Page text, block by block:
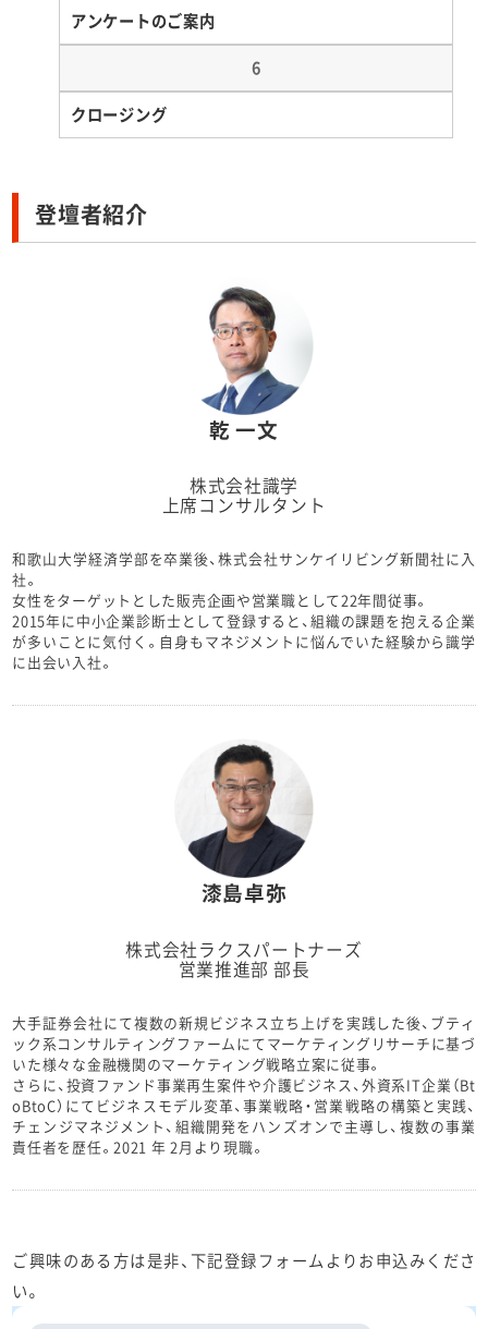
アンケートのご案内
6
クロージング
登壇者紹介
乾 一文
株式会社識学
上席コンサルタント
和歌山大学経済学部を卒業後、株式会社サンケイリビング新聞社に入
社。
女性をターゲットとした販売企画や営業職として22年間従事。
2015年に中小企業診断士として登録すると、組織の課題を抱える企業
が多いことに気付く。自身もマネジメントに悩んでいた経験から識学
に出会い入社。
漆島卓弥
株式会社ラクスパートナーズ
営業推進部 部長
大手証券会社にて複数の新規ビジネス立ち上げを実践した後、ブティ
ック系コンサルティングファームにてマーケティングリサーチに基づ
いた様々な金融機関のマーケティング戦略立案に従事。
さらに、投資ファンド事業再生案件や介護ビジネス、外資系IT企業（Bt
oBtoC）にてビジネスモデル変革、事業戦略・営業戦略の構築と実践、
チェンジマネジメント、組織開発をハンズオンで主導し、複数の事業
責任者を歴任。2021 年 2月より現職。
ご興味のある方は是非、下記登録フォームよりお申込みくださ
い。